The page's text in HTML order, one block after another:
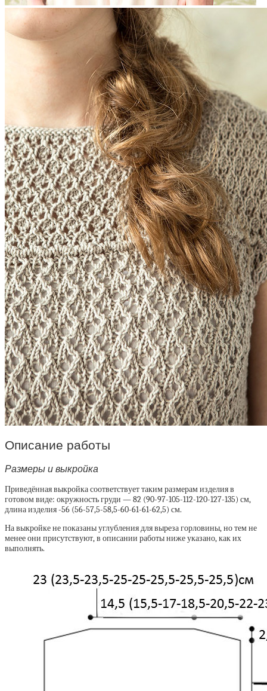
Описание работы
Размеры и выкройка
Приведённая выкройка соответствует таким размерам изделия в
готовом виде: окружность груди — 82 (90-97-105-112-120-127-135) см,
длина изделия -56 (56-57,5-58,5-60-61-61-62,5) см.
На выкройке не показаны углубления для выреза горловины, но тем не
менее они присутствуют, в описании работы ниже указано, как их
выполнять.